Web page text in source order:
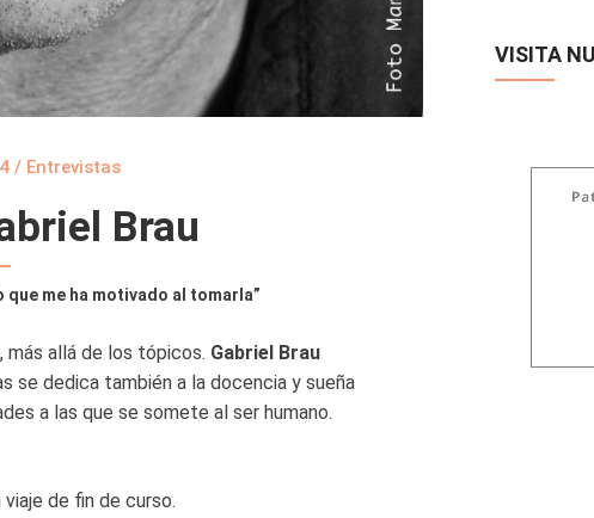
/ Entrevistas
Brau
me ha motivado al tomarla”
más allá de los tópicos. Gabriel Brau
se dedica también a la docencia y sueña
a las que se somete al ser humano.
de fin de curso.
VISITA